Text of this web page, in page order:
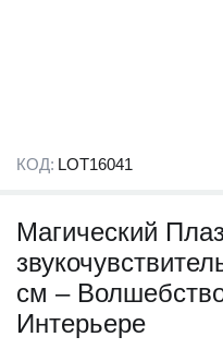
КОД: LOT16041
Магический
см –
Интерьере